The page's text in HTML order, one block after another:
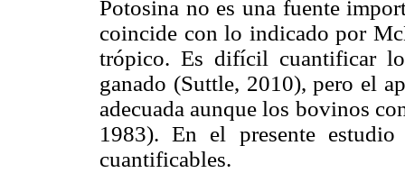
Potosina no es una fuente
coincide con lo indicado por
trópico. Es difícil cuantificar
ganado (Suttle, 2010), pero el
adecuada aunque los bovinos
1983). En el presente
cuantificables.